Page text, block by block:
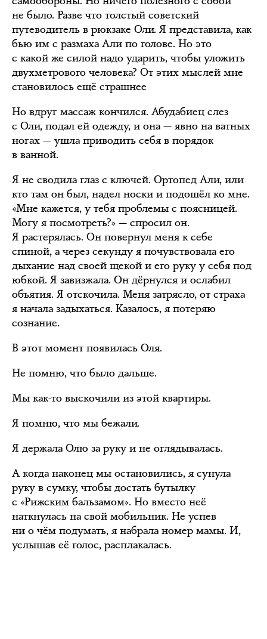
не было. Разве что толстый советский
путеводитель в рюкзаке Оли. Я представила, как
бью им с размаха Али по голове. Но это
с какой же силой надо ударить, чтобы уложить
двухметрового человека? От этих мыслей мне
становилось ещё страшнее
Но вдруг массаж кончился. Абудабиец слез
с Оли, подал ей одежду, и она — явно на ватных
ногах — ушла приводить себя в порядок
в ванной.
Я не сводила глаз с ключей. Ортопед Али, или
кто там он был, надел носки и подошёл ко мне.
«Мне кажется, у тебя проблемы с поясницей.
Могу я посмотреть?» — спросил он.
Я растерялась. Он повернул меня к себе
спиной, а через секунду я почувствовала его
дыхание над своей щекой и его руку у себя под
юбкой. Я завизжала. Он дёрнулся и ослабил
объятия. Я отскочила. Меня затрясло, от страха
я начала задыхаться. Казалось, я потеряю
сознание.
В этот момент появилась Оля.
Не помню, что было дальше.
Мы как-то выскочили из этой квартиры.
Я помню, что мы бежали.
Я держала Олю за руку и не оглядывалась.
А когда наконец мы остановились, я сунула
руку в сумку, чтобы достать бутылку
с «Рижским бальзамом». Но вместо неё
наткнулась на свой мобильник. Не успев
ни о чём подумать, я набрала номер мамы. И,
услышав её голос, расплакалась.